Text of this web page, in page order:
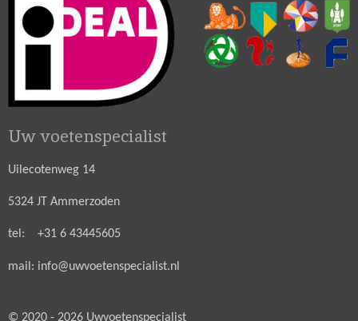
Uw voetenspecialist
Uilecotenweg 14
5324 JT Ammerzoden
tel: +31 6 43445605
mail: info@uwvoetenspecialist.nl
© 2020 - 2026 Uwvoetenspecialist